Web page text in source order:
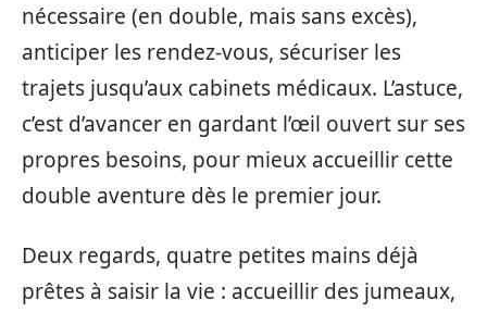
nécessaire (en double, mais sans excès),
anticiper les rendez-vous, sécuriser les
trajets jusqu’aux cabinets médicaux. L’astuce,
c’est d’avancer en gardant l’œil ouvert sur ses
propres besoins, pour mieux accueillir cette
double aventure dès le premier jour.
Deux regards, quatre petites mains déjà
prêtes à saisir la vie : accueillir des jumeaux,